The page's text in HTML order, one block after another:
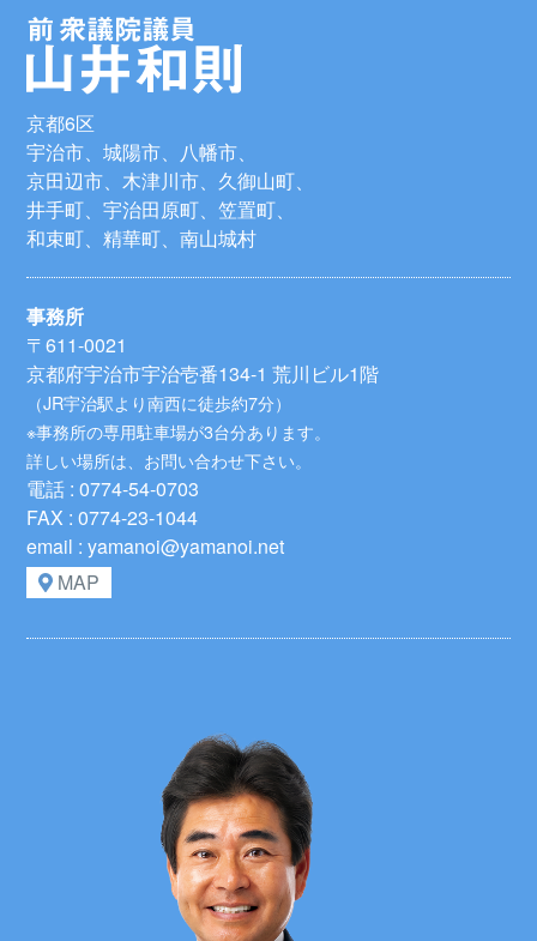
京都6区
宇治市、城陽市、八幡市、
京田辺市、木津川市、久御山町、
井手町、宇治田原町、笠置町、
和束町、精華町、南山城村
事務所
〒611-0021
京都府宇治市宇治壱番134-1 荒川ビル1階
（JR宇治駅より南西に徒歩約7分）
※事務所の専用駐車場が3台分あります。
詳しい場所は、お問い合わせ下さい。
電話 : 0774-54-0703
FAX : 0774-23-1044
email : yamanoi@yamanoi.net
MAP